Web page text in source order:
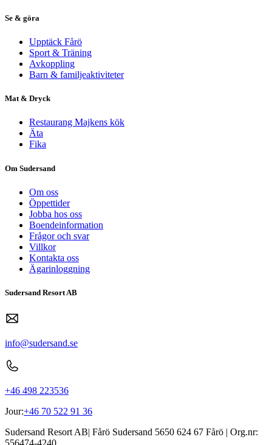
Se & göra
Upptäck Fårö
Sport & Träning
Avkoppling
Barn & familjeaktiviteter
Mat & Dryck
Restaurang Majkens kök
Äta
Fika
Om Sudersand
Om oss
Öppettider
Jobba hos oss
Boendeinformation
Frågor och svar
Villkor
Kontakta oss
Ägarinloggning
Sudersand Resort AB
info@sudersand.se
+46 498 223536
Jour:+46 70 522 91 36
Sudersand Resort AB| Fårö Sudersand 5650 624 67 Fårö | Org.nr:
556474-4240